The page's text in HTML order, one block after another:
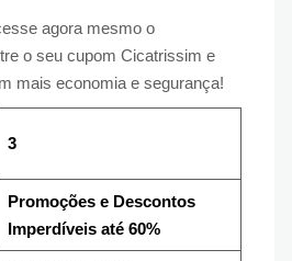
agora mesmo o
o seu cupom Cicatrissim e
mais economia e segurança!
3
Promoções e Descontos
Imperdíveis até 60%